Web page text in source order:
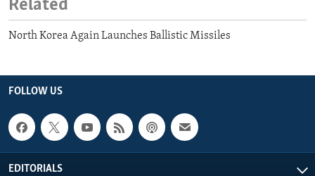
Related
North Korea Again Launches Ballistic Missiles
FOLLOW US
EDITORIALS